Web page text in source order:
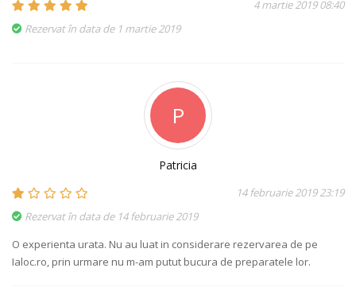
4 martie 2019 08:40
Rezervat în data de 1 martie 2019
P
Patricia
14 februarie 2019 23:19
Rezervat în data de 14 februarie 2019
O experienta urata. Nu au luat in considerare rezervarea de pe
Ialoc.ro, prin urmare nu m-am putut bucura de preparatele lor.